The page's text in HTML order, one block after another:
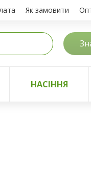
Як замовити
НАСІННЯ